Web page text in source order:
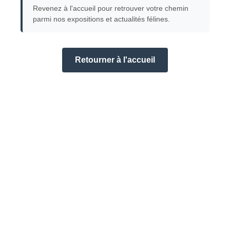
Revenez à l'accueil pour retrouver votre chemin
parmi nos expositions et actualités félines.
Retourner à l'accueil